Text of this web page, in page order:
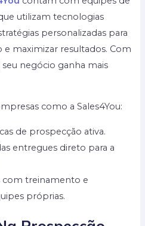
utilizam tecnologias
personalizadas para
maximizar resultados. Com
negócio ganha mais
como a Sales4You:
de prospecção ativa.
entregues direto para a
com treinamento e
próprias.